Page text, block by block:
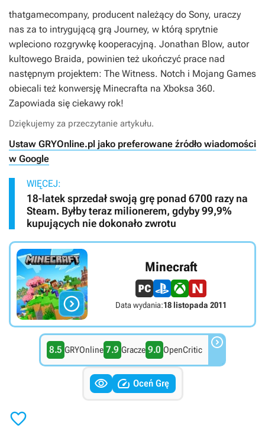
thatgamecompany, producent należący do Sony, uraczy
nas za to intrygującą grą Journey, w którą sprytnie
wpleciono rozgrywkę kooperacyjną. Jonathan Blow, autor
kultowego Braida, powinien też ukończyć prace nad
następnym projektem: The Witness. Notch i Mojang Games
obiecali też konwersję Minecrafta na Xboksa 360.
Zapowiada się ciekawy rok!
Dziękujemy za przeczytanie artykułu.
Ustaw GRYOnline.pl jako preferowane źródło wiadomości
w Google
WIĘCEJ:
18-latek sprzedał swoją grę ponad 6700 razy na
Steam. Byłby teraz milionerem, gdyby 99,9%
kupujących nie dokonało zwrotu

Minecraft
Data wydania:18 listopada 2011
8.5 GRYOnline 7.9 Gracze 9.0 OpenCritic 
  Oceń Grę
